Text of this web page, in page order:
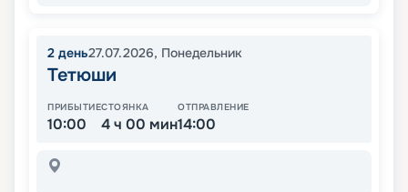
2 день27.07.2026, Понедельник
Тетюши
ПРИБЫТИЕ
10:00
СТОЯНКА
4 ч 00 мин
ОТПРАВЛЕНИЕ
14:00